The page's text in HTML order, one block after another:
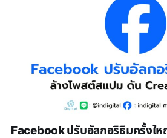
Facebook ปรับอัลกอริธึมครั้งใ